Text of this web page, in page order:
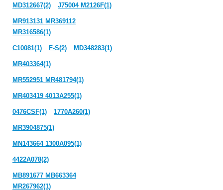
MD312667(2) J75004 M2126F(1)
MR913131 MR369112
MR316586(1)
C10081(1) F-S(2) MD348283(1)
MR403364(1)
MR552951 MR481794(1)
MR403419 4013A255(1)
0476CSF(1) 1770A260(1)
MR3904875(1)
MN143664 1300A095(1)
4422A078(2)
MB891677 MB663364
MR267962(1)